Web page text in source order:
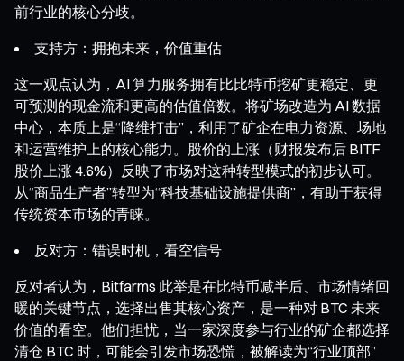
前行业的核心分歧。
支持方：拥抱未来，价值重估
这一观点认为，AI 算力服务拥有比比特币挖矿更稳定、更
可预测的现金流和更高的估值倍数。将矿场改造为 AI 数据
中心，本质上是“降维打击”，利用了矿企在电力资源、场地
和运营维护上的核心能力。股价的上涨（财报发布后 BITF
股价上涨 4.6%）反映了市场对这种转型模式的初步认可。
从“商品生产者”转型为“科技基础设施提供商”，有助于获得
传统资本市场的青睐。
反对方：错误时机，看空信号
反对者认为，Bitfarms 此举是在比特币减半后、市场情绪回
暖的关键节点，选择出售其核心资产，是一种对 BTC 未来
价值的看空。他们担忧，当一家深度参与行业的矿企都选择
清仓 BTC 时，可能会引发市场恐慌，被解读为“行业顶部”